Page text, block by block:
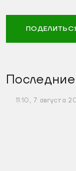
11:10, 7 августа